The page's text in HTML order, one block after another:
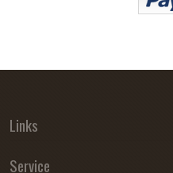
Links
Service